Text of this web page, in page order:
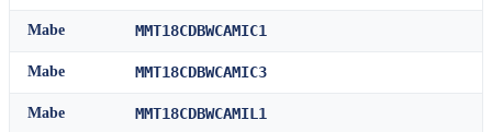
Mabe MMT18CDBWCAMIC1
Mabe MMT18CDBWCAMIC3
Mabe MMT18CDBWCAMIL1